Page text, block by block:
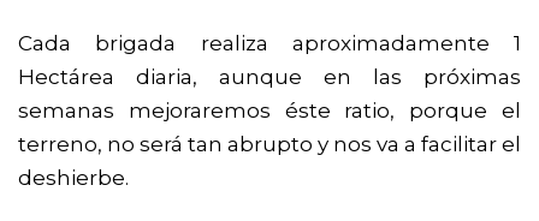
Cada brigada realiza aproximadamente 1
Hectárea diaria, aunque en las próximas
semanas mejoraremos éste ratio, porque el
terreno, no será tan abrupto y nos va a facilitar el
deshierbe.